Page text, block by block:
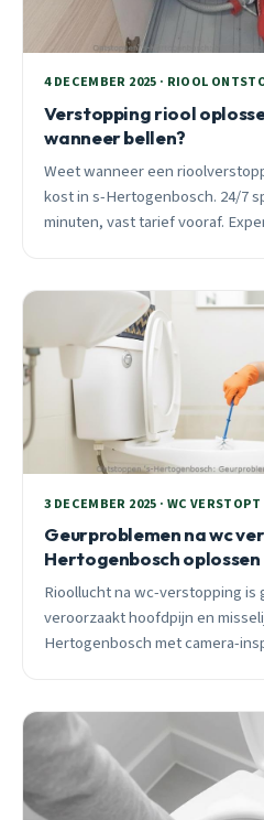
4 DECEMBER 2025 · RIOOL
Verstopping riool
wanneer bellen?
Weet wanneer een
kost in s-Hertogenbosch. 24/7
minuten, vast tarief vooraf.
3 DECEMBER 2025 · WC
Geurproblemen na wc
Hertogenbosch oplossen
Rioollucht na wc-verstopping is
veroorzaakt hoofdpijn en
Hertogenbosch met camera-